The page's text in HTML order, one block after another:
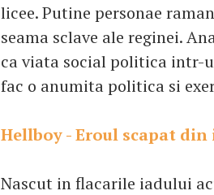
licee. Putine personae
seama sclave ale reginei.
ca viata social politica intr-
fac o anumita politica si
Hellboy - Eroul scapat
Nascut in flacarile iadului